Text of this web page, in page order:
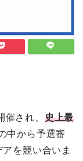
され、 史上最
中から予選審
を競い合いま